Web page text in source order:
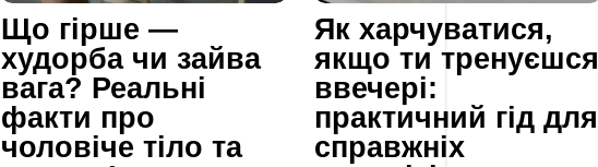
Що гірше —
худорба чи зайва
вага? Реальні
факти про
чоловіче тіло та
Як харчуватися,
якщо ти тренуєшся
ввечері:
практичний гід для
справжніх